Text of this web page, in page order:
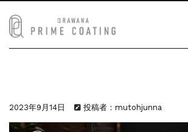
2023年9月14日 投稿者：mutohjunna